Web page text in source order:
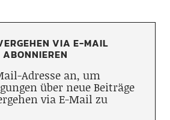
VIA E-MAIL
ABONNIEREN
Adresse an, um
über neue Beiträge
via E-Mail zu